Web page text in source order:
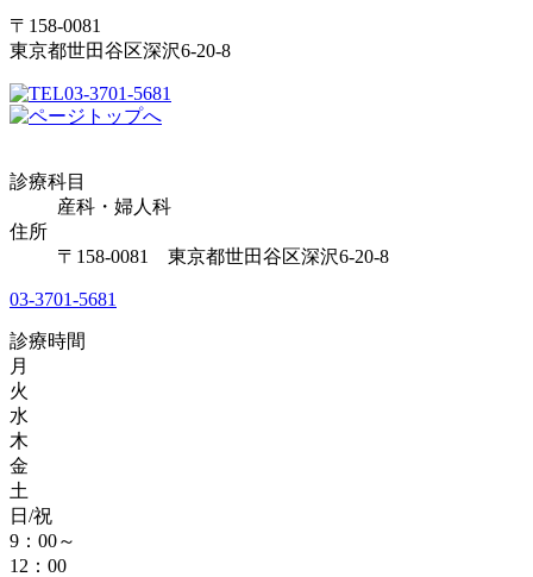
〒158-0081
東京都世田谷区深沢6-20-8
03-3701-5681
診療科目
産科・婦人科
住所
〒158-0081 東京都世田谷区深沢6-20-8
03-3701-5681
診療時間
月
火
水
木
金
土
日/祝
9：00～
12：00